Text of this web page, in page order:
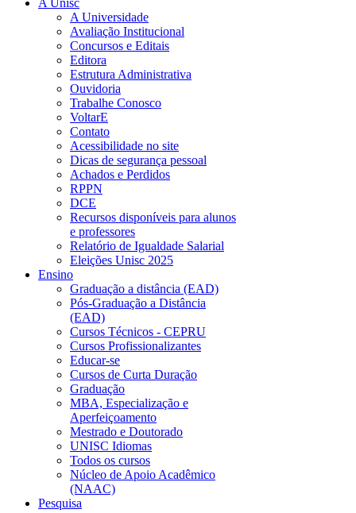
A Unisc
A Universidade
Avaliação Institucional
Concursos e Editais
Editora
Estrutura Administrativa
Ouvidoria
Trabalhe Conosco
VoltarE
Contato
Acessibilidade no site
Dicas de segurança pessoal
Achados e Perdidos
RPPN
DCE
Recursos disponíveis para alunos
e professores
Relatório de Igualdade Salarial
Eleições Unisc 2025
Ensino
Graduação a distância (EAD)
Pós-Graduação a Distância
(EAD)
Cursos Técnicos - CEPRU
Cursos Profissionalizantes
Educar-se
Cursos de Curta Duração
Graduação
MBA, Especialização e
Aperfeiçoamento
Mestrado e Doutorado
UNISC Idiomas
Todos os cursos
Núcleo de Apoio Acadêmico
(NAAC)
Pesquisa